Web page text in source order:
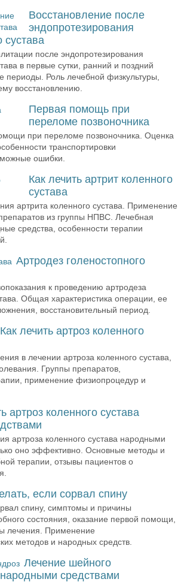
Восстановление после
эндопротезирования
сустава
после эндопротезирования
в первые сутки, ранний и поздний
периоды. Роль лечебной физкультуры,
восстановлению.
Первая помощь при
переломе позвоночника
при переломе позвоночника. Оценка
транспортировки
ошибки.
Как лечить артрит коленного
сустава
артрита коленного сустава. Применение
из группы НПВС. Лечебная
средства, особенности терапии
Артродез голеностопного
к проведению артродеза
Общая характеристика операции, ее
восстановительный период.
Как лечить артроз коленного
в лечении артроза коленного сустава,
Группы препаратов,
применение физиопроцедур и
артроз коленного сустава
артроза коленного сустава народными
оно эффективно. Основные методы и
терапии, отзывы пациентов о
если сорвал спину
спину, симптомы и причины
состояния, оказание первой помощи,
лечения. Применение
методов и народных средств.
Лечение шейного
средствами